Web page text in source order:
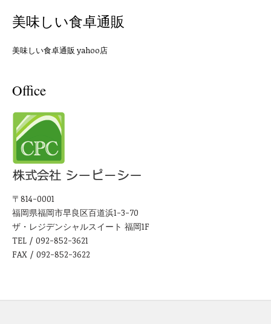
美味しい食卓通販
美味しい食卓通販 yahoo店
Office
〒814-0001
福岡県福岡市早良区百道浜1-3-70
ザ・レジデンシャルスイート 福岡1F
TEL / 092-852-3621
FAX / 092-852-3622